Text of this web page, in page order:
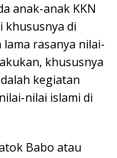
anak-anak KKN
khususnya di
rasanya nilai-
khususnya
kegiatan
nilai islami di
Babo atau